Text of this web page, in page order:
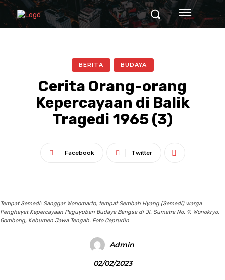
BERITA BUDAYA
Cerita Orang-orang
Kepercayaan di Balik
Tragedi 1965 (3)
Facebook Twitter
Tempat Semedi: Sanggar Wonomarto, tempat Sembah Hyang (Semedi) warga
Penghayat Kepercayaan Paguyuban Budaya Bangsa di Jl. Sumatra No. 9, Wonokryo,
Gombong, Kebumen Jawa Tengah. Foto Ceprudin
Admin
02/02/2023